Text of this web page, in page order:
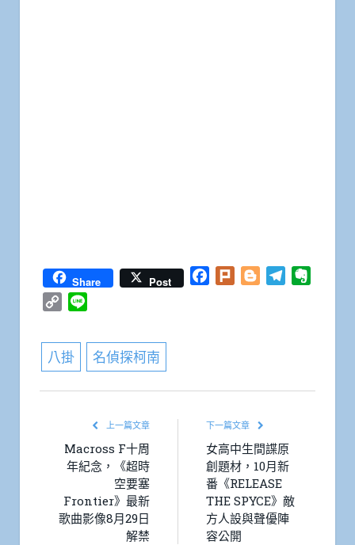
Share Post Facebook
Plurk BloggerTelegram
Copy
八掛 名偵探柯南
上一篇文章
Macross F十周
年紀念，《超時
空要塞
Frontier》最新
歌曲影像8月29日
解禁
下一篇文章
女高中生間諜原
創題材，10月新
番《RELEASE
THE SPYCE》敵
方人設與聲優陣
容公開